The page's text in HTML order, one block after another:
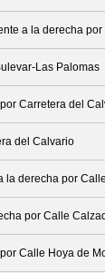
a la derecha
Las Palomas
Carretera del
del Calvario
la derecha por
por Calle
Calle Hoya de